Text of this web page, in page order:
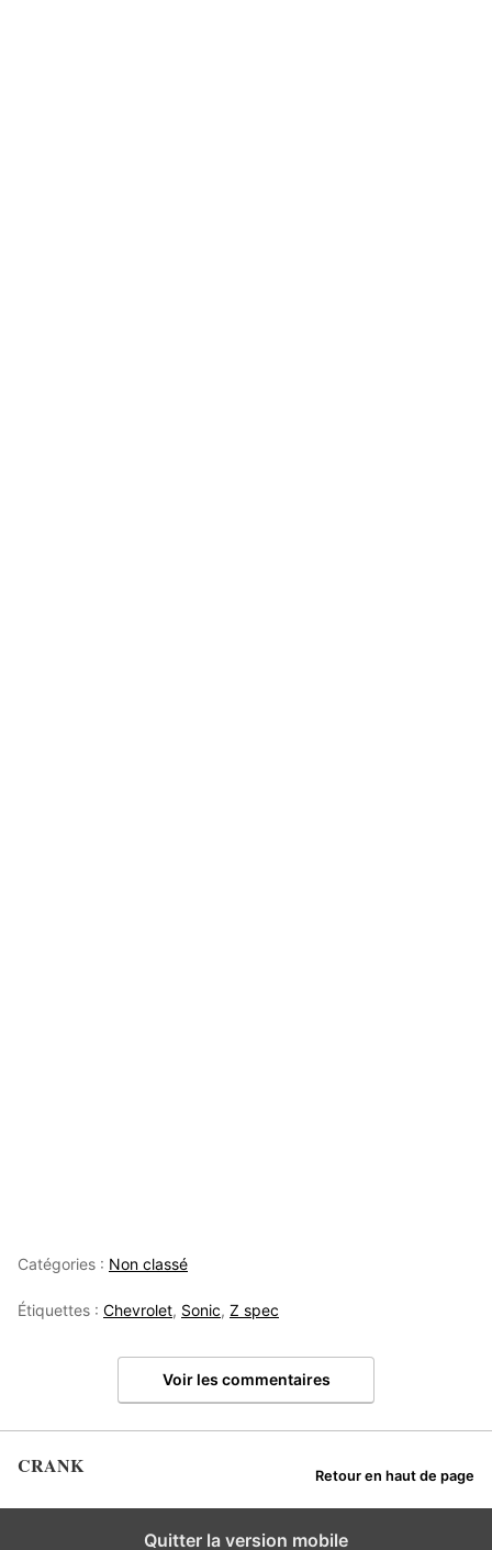
Catégories : Non classé
Étiquettes : Chevrolet, Sonic, Z spec
Voir les commentaires
CRANK Retour en haut de page
Quitter la version mobile